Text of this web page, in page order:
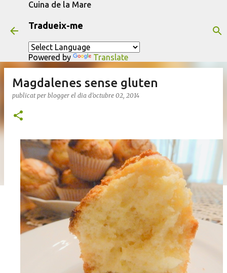
Cuina de la Mare
Tradueix-me
Powered by Translate
Magdalenes sense gluten
publicat per blogger el dia d’octubre 02, 2014